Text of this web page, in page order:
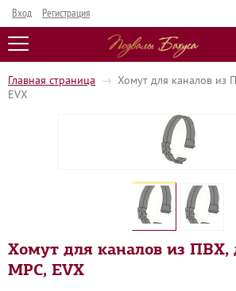
Вход Регистрация
Главная страница → Хомут для каналов из
EVX
Хомут для каналов из ПВХ,
MPC, EVX